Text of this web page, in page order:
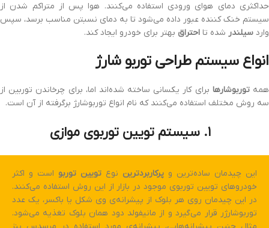
حداکثری دمای هوای ورودی استفاده می‌کنند. هوا پس از متراکم شدن از
سیستم خنک کننده عبور داده می‌شود تا به دمای نسبتن مناسب برسد، سپس
وارد سیلندر شده تا احتراق بهتر برای خودرو ایجاد کند.
انواع سیستم طراحی توربو شارژ
همهتوربوشارها برای کار یکسانی ساخته شده‌اند اما، برای چرخاندن توربین از
سه روش مختلف استفاده می‌کنند که نام انواع توربوشارژ برگرفته از آن است.
۱. سیستم تویین توربوی موازی
این چیدمان ساده‌ترین و پرکاربردترین نوع تویین توربو است و اکثر
خودروهای تویین توربوی موجود در بازار از این روش استفاده می‌کنند.
در این چیدمان روی هر بلوک از پیشرانه‌ی وی شکل یا باکسر، یک عدد
توربوشارژر قرار می‌گیرد و از مانیفولد دود همان بلوک تغذیه می‌شود.